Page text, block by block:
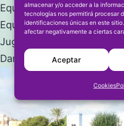
almacenar y/o acceder a la
tecnologías nos permitirá procesar
identificaciones únicas en este
afectar negativamente a ciertas
Aceptar
Cookies
Equipo Máximo
Equipo Menos Goleado:
Jugador Máximo
Dankol).